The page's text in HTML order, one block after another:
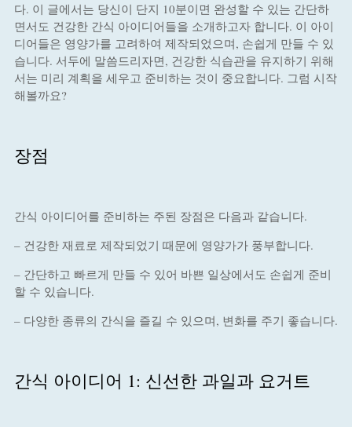
다. 이 글에서는 당신이 단지 10분이면 완성할 수 있는 간단하
면서도 건강한 간식 아이디어들을 소개하고자 합니다. 이 아이
디어들은 영양가를 고려하여 제작되었으며, 손쉽게 만들 수 있
습니다. 서두에 말씀드리자면, 건강한 식습관을 유지하기 위해
서는 미리 계획을 세우고 준비하는 것이 중요합니다. 그럼 시작
해볼까요?
장점
간식 아이디어를 준비하는 주된 장점은 다음과 같습니다.
– 건강한 재료로 제작되었기 때문에 영양가가 풍부합니다.
– 간단하고 빠르게 만들 수 있어 바쁜 일상에서도 손쉽게 준비
할 수 있습니다.
– 다양한 종류의 간식을 즐길 수 있으며, 변화를 주기 좋습니다.
간식 아이디어 1: 신선한 과일과 요거트